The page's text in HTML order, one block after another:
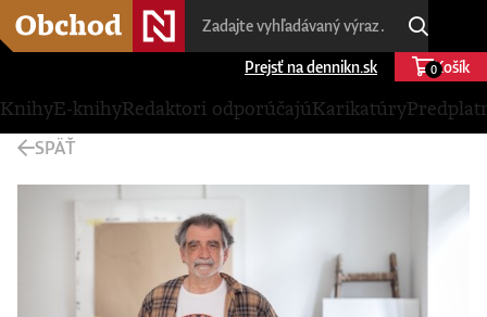
Prejsť na dennikn.sk Košík
0
KnihyE-knihyRedaktori odporúčajúKarikatúry
SPÄŤ